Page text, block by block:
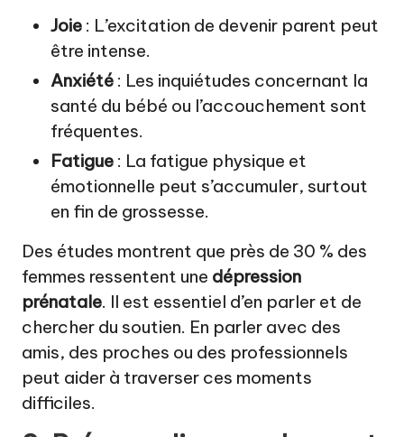
Joie : L’excitation de devenir parent peut
être intense.
Anxiété : Les inquiétudes concernant la
santé du bébé ou l’accouchement sont
fréquentes.
Fatigue : La fatigue physique et
émotionnelle peut s’accumuler, surtout
en fin de grossesse.
Des études montrent que près de 30 % des
femmes ressentent une dépression
prénatale. Il est essentiel d’en parler et de
chercher du soutien. En parler avec des
amis, des proches ou des professionnels
peut aider à traverser ces moments
difficiles.